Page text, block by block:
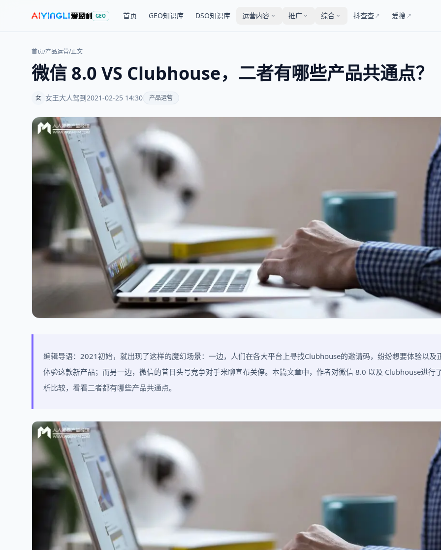
GEO 首页 GEO知识库 DSO知识库 运营内容 推广 综合 抖查查 ↗ 爱搜 ↗
首页/产品运营/正文
微信 8.0 VS Clubhouse，二者有哪些产品共通点？
女 女王大人驾到2021-02-25 14:30 产品运营
编辑导语：2021初始，就出现了这样的魔幻场景：一边，人们在各大平台上寻找Clubhouse的邀请码，纷纷想要体验以及
体验这款新产品；而另一边，微信的昔日头号竞争对手米聊宣布关停。本篇文章中，作者对微信 8.0 以及 Clubhouse进行
析比较，看看二者都有哪些产品共通点。